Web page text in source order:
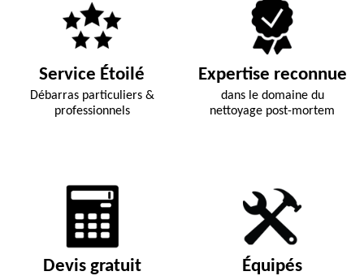
Service Étoilé
Débarras particuliers &
professionnels
Expertise reconnue
dans le domaine du
nettoyage post-mortem
Devis gratuit Équipés